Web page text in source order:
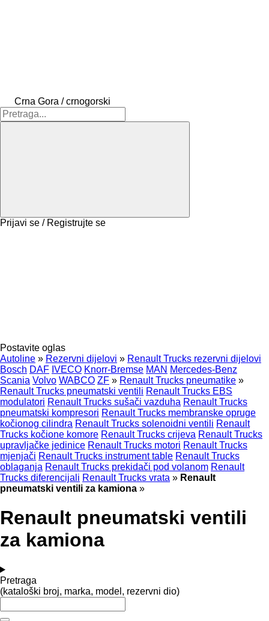
Crna Gora / crnogorski
Prijavi se / Registrujte se
Postavite oglas
Autoline » Rezervni dijelovi » Renault Trucks rezervni dijelovi
Bosch DAF IVECO Knorr-Bremse MAN Mercedes-Benz
Scania Volvo WABCO ZF » Renault Trucks pneumatikе »
Renault Trucks pneumatski ventili Renault Trucks EBS
modulatori Renault Trucks sušači vazduha Renault Trucks
pneumatski kompresori Renault Trucks membranske opruge
kočionog cilindra Renault Trucks solenoidni ventili Renault
Trucks kočione komore Renault Trucks crijeva Renault Trucks
upravljačke jedinice Renault Trucks motori Renault Trucks
mjenjači Renault Trucks instrument table Renault Trucks
oblaganja Renault Trucks prekidači pod volanom Renault
Trucks diferencijali Renault Trucks vrata » Renault
pneumatski ventili za kamiona »
Renault pneumatski ventili
za kamiona
Pretraga
(kataloški broj, marka, model, rezervni dio)